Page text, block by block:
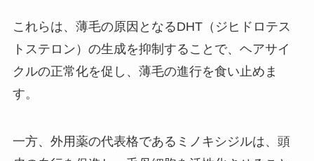
これらは、薄毛の原因となるDHT（ジヒドロテス
トステロン）の生成を抑制することで、ヘアサイ
クルの正常化を促し、薄毛の進行を食い止めま
す。
一方、外用薬の代表格であるミノキシジルは、頭